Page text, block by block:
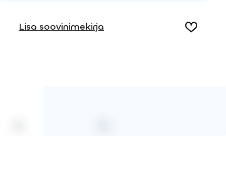
Lisa soovinimekirja